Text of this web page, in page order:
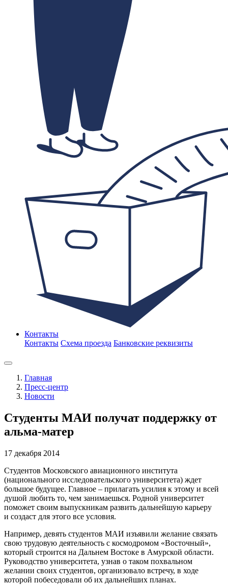
Контакты
Контакты Схема проезда Банковские реквизиты
Главная
Пресс-центр
Новости
Студенты МАИ получат поддержку от
альма-матер
17 декабря 2014
Студентов Московского авиационного института
(национального исследовательского университета) ждет
большое будущее. Главное – прилагать усилия к этому и всей
душой любить то, чем занимаешься. Родной университет
поможет своим выпускникам развить дальнейшую карьеру
и создаст для этого все условия.
Например, девять студентов МАИ изъявили желание связать
свою трудовую деятельность с космодромом «Восточный»,
который строится на Дальнем Востоке в Амурской области.
Руководство университета, узнав о таком похвальном
желании своих студентов, организовало встречу, в ходе
которой побеседовали об их дальнейших планах.